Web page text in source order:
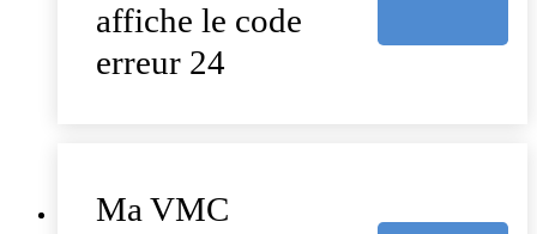
affiche le code
erreur 24
Ma VMC